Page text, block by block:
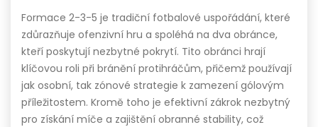
Formace 2-3-5 je tradiční fotbalové uspořádání, které
zdůrazňuje ofenzivní hru a spoléhá na dva obránce,
kteří poskytují nezbytné pokrytí. Tito obránci hrají
klíčovou roli při bránění protihráčům, přičemž používají
jak osobní, tak zónové strategie k zamezení gólovým
příležitostem. Kromě toho je efektivní zákrok nezbytný
pro získání míče a zajištění obranné stability, což